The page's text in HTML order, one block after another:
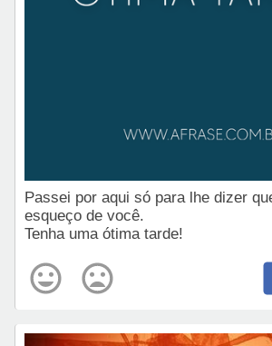
Passei por aqui só para lhe dizer
esqueço de você.
Tenha uma ótima tarde!